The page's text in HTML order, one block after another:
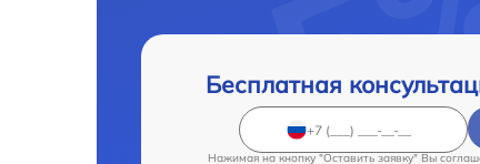
Бесплатная
Нажимая на кнопку "Оставить заявку" Вы